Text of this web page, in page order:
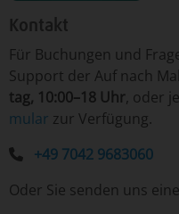
Kontakt
Für ­Bu­chun­gen un­d
Sup­port der Auf nach
tag, 10:00–18 Uhr, o­der
mu­lar ­zur Ver­fü­gung.
+49 7042 9683060
Oder Sie senden uns